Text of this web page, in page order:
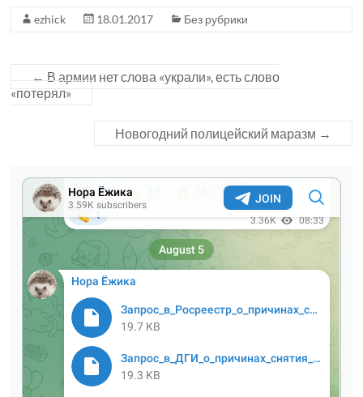
ezhick 18.01.2017 Без рубрики
← В армии нет слова «украли», есть слово
«потерял»
Новогодний полицейский маразм →